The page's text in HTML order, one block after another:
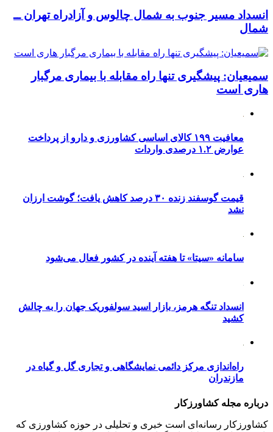
انسداد مسیر جنوب به شمال چالوس و آزادراه تهران ــ
شمال
سمیعیان: پیشگیری تنها راه مقابله با بیماری مرگبار
هاری است
معافیت ۱۹۹ کالای اساسی کشاورزی و دارو از پرداخت
عوارض ۱.۲ درصدی واردات
قیمت گوسفند زنده ۳۰ درصد کاهش یافت؛ گوشت ارزان
نشد
سامانه «سیتا» تا هفته آینده در کشور فعال می‌شود
انسداد تنگه هرمز، بازار اسید سولفوریک جهان را به چالش
کشید
راه‌اندازی مرکز دائمی نمایشگاهی و تجاری گل و گیاه در
مازندران
درباره مجله کشاورزکار
کشاورزکار رسانه‌ای است خبری و تحلیلی در حوزه کشاورزی که